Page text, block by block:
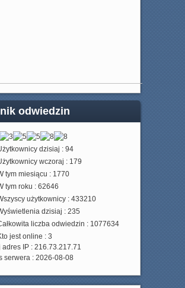
odwiedzin
dzisiaj : 94
wczoraj : 179
tym miesiącu : 1770
tym roku : 62646
użytkownicy : 433210
dzisiaj : 235
liczba odwiedzin : 1077634
jest online : 3
adres IP : 216.73.217.71
serwera : 2026-08-08